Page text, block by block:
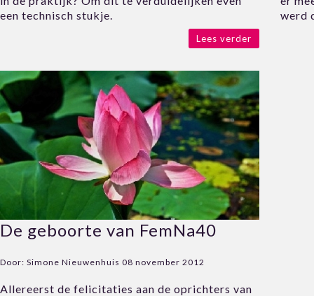
een technisch stukje.
Lees verder
werd
De geboorte van FemNa40
Door: Simone Nieuwenhuis 08 november 2012
Allereerst de felicitaties aan de oprichters van